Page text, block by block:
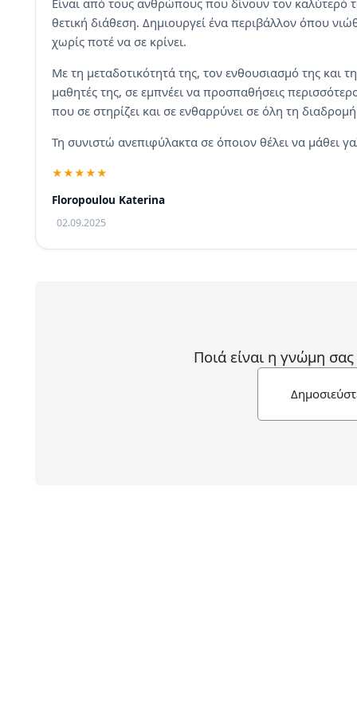
Είναι από τους ανθρώπους που δίνουν τον καλύτερό
θετική διάθεση. Δημιουργεί ένα περιβάλλον όπου
χωρίς ποτέ να σε κρίνει.
Με τη μεταδοτικότητά της, τον ενθουσιασμό της και
μαθητές της, σε εμπνέει να προσπαθήσεις
που σε στηρίζει και σε ενθαρρύνει σε όλη τη
Τη συνιστώ ανεπιφύλακτα σε όποιον θέλει να μάθει
Floropoulou Katerina
02.09.2025
Ποιά είναι η γνώμη